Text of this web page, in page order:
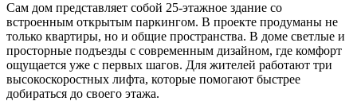
Сам дом представляет собой 25-этажное здание со
встроенным открытым паркингом. В проекте продуманы не
только квартиры, но и общие пространства. В доме светлые и
просторные подъезды с современным дизайном, где комфорт
ощущается уже с первых шагов. Для жителей работают три
высокоскоростных лифта, которые помогают быстрее
добираться до своего этажа.